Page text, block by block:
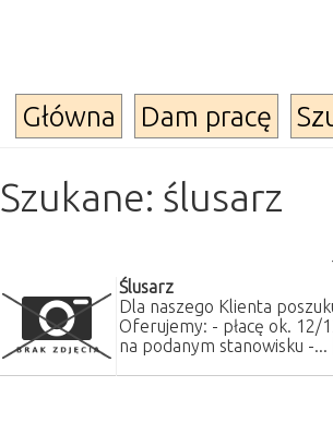
Główna Dam pracę
Szukane: ślusarz
Ślusarz
Dla naszego Klienta
Oferujemy: - płacę ok. 12/
na podanym stanowisku -...